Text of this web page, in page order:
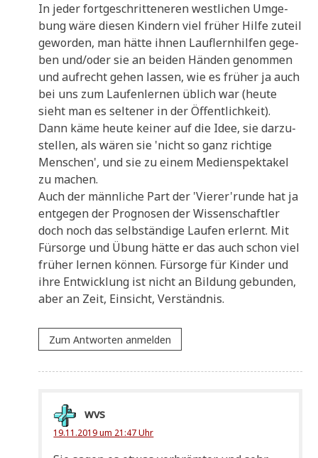
In jeder fort­ge­schrit­te­ne­ren west­li­chen Umge­
bung wäre die­sen Kin­dern viel frü­her Hil­fe zuteil
gewor­den, man hät­te ihnen Lauf­lern­hil­fen gege­
ben und/oder sie an bei­den Hän­den genom­men
und auf­recht gehen las­sen, wie es frü­her ja auch
bei uns zum Lau­fen­ler­nen üblich war (heu­te
sieht man es sel­te­ner in der Öffentlichkeit).
Dann käme heu­te kei­ner auf die Idee, sie dar­zu­
stel­len, als wären sie 'nicht so ganz rich­ti­ge
Men­schen', und sie zu einem Medi­en­spek­ta­kel
zu machen.
Auch der männ­li­che Part der 'Vierer'runde hat ja
ent­ge­gen der Pro­gno­sen der Wis­sen­schaft­ler
doch noch das selb­stän­di­ge Lau­fen erlernt. Mit
Für­sor­ge und Übung hät­te er das auch schon viel
frü­her ler­nen kön­nen. Für­sor­ge für Kin­der und
ihre Ent­wick­lung ist nicht an Bil­dung gebun­den,
aber an Zeit, Ein­sicht, Verständnis.
Zum Antworten anmelden
wvs
19.11.2019 um 21:47 Uhr